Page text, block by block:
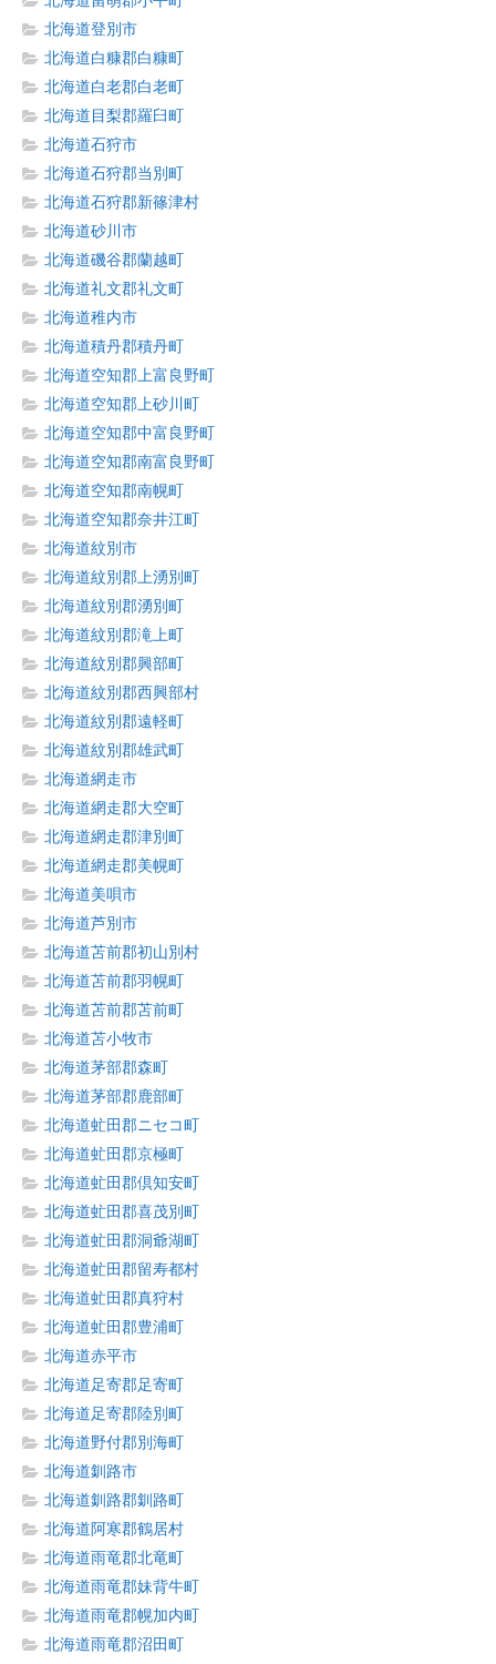
北海道登別市
北海道白糠郡白糠町
北海道白老郡白老町
北海道目梨郡羅臼町
北海道石狩市
北海道石狩郡当別町
北海道石狩郡新篠津村
北海道砂川市
北海道磯谷郡蘭越町
北海道礼文郡礼文町
北海道稚内市
北海道積丹郡積丹町
北海道空知郡上富良野町
北海道空知郡上砂川町
北海道空知郡中富良野町
北海道空知郡南富良野町
北海道空知郡南幌町
北海道空知郡奈井江町
北海道紋別市
北海道紋別郡上湧別町
北海道紋別郡湧別町
北海道紋別郡滝上町
北海道紋別郡興部町
北海道紋別郡西興部村
北海道紋別郡遠軽町
北海道紋別郡雄武町
北海道網走市
北海道網走郡大空町
北海道網走郡津別町
北海道網走郡美幌町
北海道美唄市
北海道芦別市
北海道苫前郡初山別村
北海道苫前郡羽幌町
北海道苫前郡苫前町
北海道苫小牧市
北海道茅部郡森町
北海道茅部郡鹿部町
北海道虻田郡ニセコ町
北海道虻田郡京極町
北海道虻田郡倶知安町
北海道虻田郡喜茂別町
北海道虻田郡洞爺湖町
北海道虻田郡留寿都村
北海道虻田郡真狩村
北海道虻田郡豊浦町
北海道赤平市
北海道足寄郡足寄町
北海道足寄郡陸別町
北海道野付郡別海町
北海道釧路市
北海道釧路郡釧路町
北海道阿寒郡鶴居村
北海道雨竜郡北竜町
北海道雨竜郡妹背牛町
北海道雨竜郡幌加内町
北海道雨竜郡沼田町